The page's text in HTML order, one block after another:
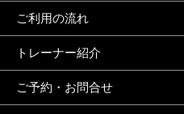
ご利用の流れ
トレーナー紹介
ご予約・お問合せ